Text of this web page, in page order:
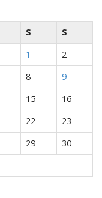
S
S
1
2
8
9
15
16
22
23
29
30